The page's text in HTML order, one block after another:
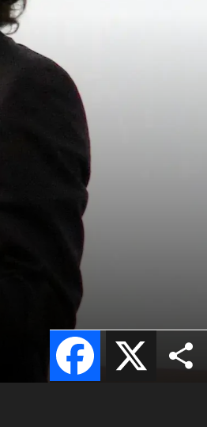
X
Facebook